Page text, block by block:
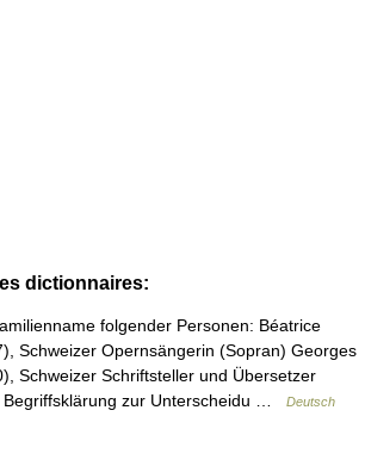
dictionnaires:
folgender Personen: Béatrice
Schweizer Opernsängerin (Sopran) Georges
Schweizer Schriftsteller und Übersetzer
Begriffsklärung zur Unterscheidu …
Deutsch